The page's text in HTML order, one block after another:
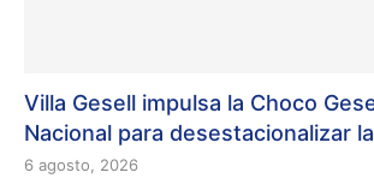
Villa Gesell impulsa la Choco
Nacional para desestacionalizar
6 agosto, 2026